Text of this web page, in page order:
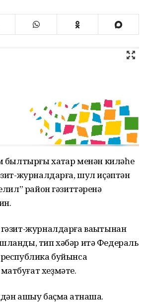
былтырғы хаҡтар менән киләһе
журналдарға, шул иҫәптән
район гәзиттәренә
журналдарға ваҡытынан
тип хәбәр итә Федераль
буйынса
хеҙмәте.
ашыу баҫма ҡатнаша.